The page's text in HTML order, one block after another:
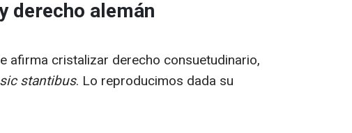
derecho alemán
afirma cristalizar derecho consuetudinario,
stantibus. Lo reproducimos dada su